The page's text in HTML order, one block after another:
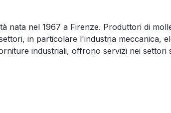
nata nel 1967 a Firenze. Produttori di
in particolare l'industria meccanica,
industriali, offrono servizi nei settori